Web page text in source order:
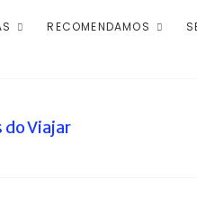
RECOMENDAMOS